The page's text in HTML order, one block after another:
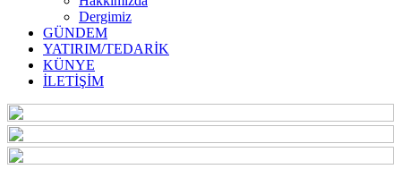
Dergimiz
GÜNDEM
YATIRIM/TEDARİK
KÜNYE
İLETİŞİM